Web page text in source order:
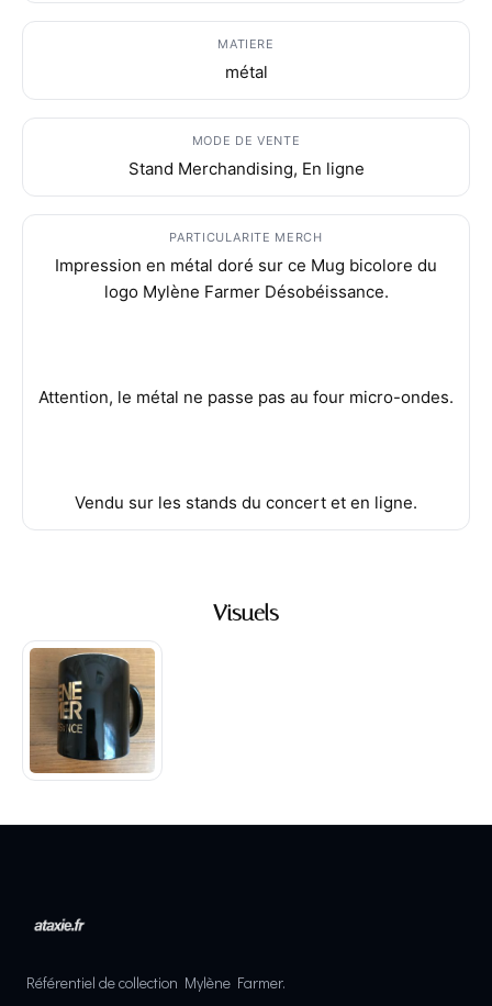
MATIERE
métal
MODE DE VENTE
Stand Merchandising, En ligne
PARTICULARITE MERCH
Impression en métal doré sur ce Mug bicolore du
logo Mylène Farmer Désobéissance.
Attention, le métal ne passe pas au four micro-ondes.
Vendu sur les stands du concert et en ligne.
Visuels
Référentiel de collection Mylène Farmer.